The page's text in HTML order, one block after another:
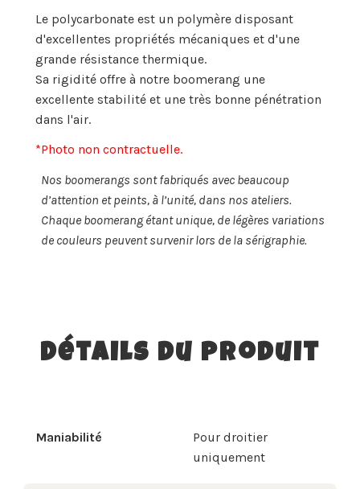
Le polycarbonate est un polymère disposant
d'excellentes propriétés mécaniques et d'une
grande résistance thermique.
Sa rigidité offre à notre boomerang une
excellente stabilité et une très bonne pénétration
dans l'air.
*Photo non contractuelle.
Nos boomerangs sont fabriqués avec beaucoup
d’attention et peints, à l’unité, dans nos ateliers.
Chaque boomerang étant unique, de légères variations
de couleurs peuvent survenir lors de la sérigraphie.
Détails du produit
Maniabilité
Pour droitier
uniquement